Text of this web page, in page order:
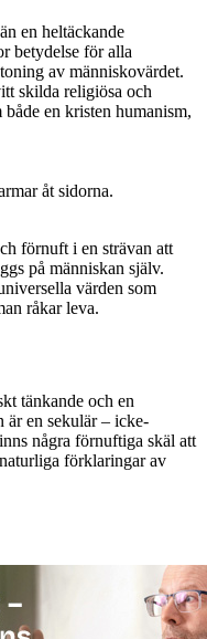
en heltäckande
betydelse för alla
av människovärdet.
skilda religiösa och
en kristen humanism,
förnuft i en strävan att
på människan själv.
värden som
råkar leva.
tänkande och en
är en sekulär – icke-
några förnuftiga skäl att
förklaringar av